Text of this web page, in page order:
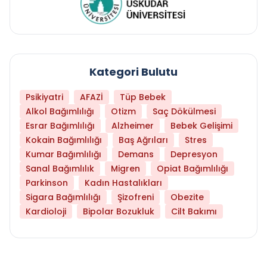
Kategori Bulutu
Psikiyatri AFAZİ
Tüp Bebek
Alkol Bağımlılığı
Otizm
Saç Dökülmesi
Esrar Bağımlılığı
Alzheimer
Bebek Gelişimi
Kokain Bağımlılığı
Baş Ağrıları
Stres
Kumar Bağımlılığı
Demans
Depresyon
Sanal Bağımlılık
Migren
Opiat Bağımlılığı
Parkinson
Kadın Hastalıkları
Sigara Bağımlılığı
Şizofreni
Obezite
Kardioloji
Bipolar Bozukluk Cilt Bakımı